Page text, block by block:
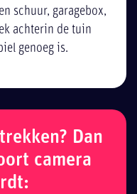
schuur, garagebox,
achterin de tuin
genoeg is.
Dan
camera